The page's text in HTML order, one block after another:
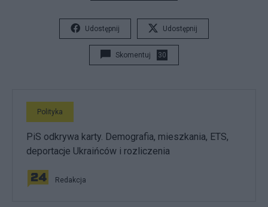
Udostępnij Udostępnij
Skomentuj 30
Polityka
PiS odkrywa karty. Demografia, mieszkania, ETS,
deportacje Ukraińców i rozliczenia
Redakcja